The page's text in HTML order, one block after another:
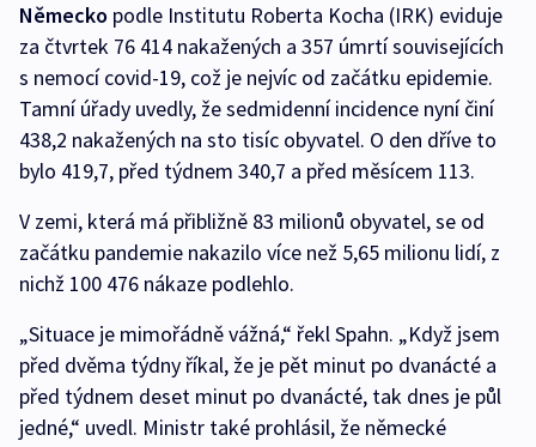
Německo podle Institutu Roberta Kocha (IRK) eviduje
za čtvrtek 76 414 nakažených a 357 úmrtí souvisejících
s nemocí covid-19, což je nejvíc od začátku epidemie.
Tamní úřady uvedly, že sedmidenní incidence nyní činí
438,2 nakažených na sto tisíc obyvatel. O den dříve to
bylo 419,7, před týdnem 340,7 a před měsícem 113.
V zemi, která má přibližně 83 milionů obyvatel, se od
začátku pandemie nakazilo více než 5,65 milionu lidí, z
nichž 100 476 nákaze podlehlo.
„Situace je mimořádně vážná,“ řekl Spahn. „Když jsem
před dvěma týdny říkal, že je pět minut po dvanácté a
před týdnem deset minut po dvanácté, tak dnes je půl
jedné,“ uvedl. Ministr také prohlásil, že německé